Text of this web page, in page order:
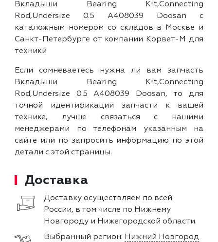
Вкладыши Bearing Kit,Connecting
Rod,Undersize 0.5 A408039 Doosan с
каталожным номером со складов в Москве и
Санкт-Петербурге от компании Корвет-М для
техники
Если сомневаетесь нужна ли вам запчасть
Вкладыши Bearing Kit,Connecting
Rod,Undersize 0.5 A408039 Doosan, то для
точной идентификации запчасти к вашей
технике, лучше связаться с нашими
менеджерами по телефонам указанным на
сайте или по запросить информацию по этой
детали с этой страницы.
Доставка
Доставку осуществляем по всей
России, в том числе по Нижнему
Новгороду и Нижегородской области.
Выбранный регион: Нижний Новгород